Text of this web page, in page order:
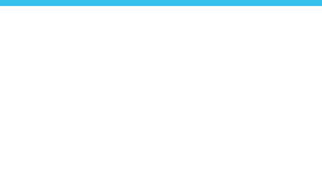
トップページ